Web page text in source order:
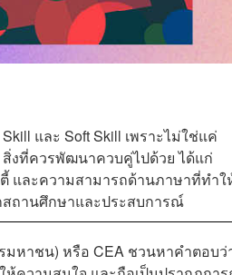
และ Soft Skill เพราะไม่ใช่แค่
สิ่งที่ควรพัฒนาควบคู่ไปด้วย ได้แก่
และความสามารถด้านภาษาที่ทำใ
สถานศึกษาและประสบการณ์
มหาชน) หรือ CEA ชวนหาคำตอบว่